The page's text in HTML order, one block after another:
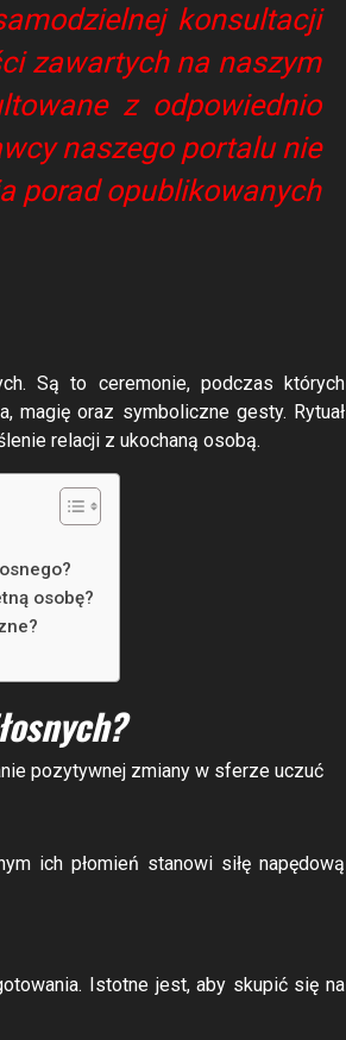
konsultacji
zawartych na naszym
z odpowiednio
naszego portalu nie
porad opublikowanych
Są to ceremonie, podczas których
magię oraz symboliczne gesty. Rytuał
relacji z ukochaną osobą.
osobę?
pozytywnej zmiany w sferze uczuć
ich płomień stanowi siłę napędową
Istotne jest, aby skupić się na